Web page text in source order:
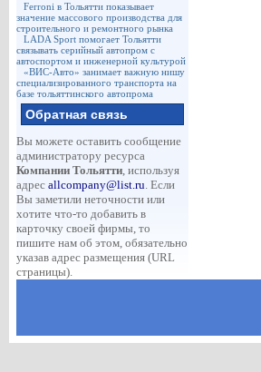
Ferroni в Тольятти показывает
значение массового производства для
строительного и ремонтного рынка
LADA Sport помогает Тольятти
связывать серийный автопром с
автоспортом и инженерной культурой
«ВИС-Авто» занимает важную нишу
специализированного транспорта на
базе тольяттинского автопрома
Обратная связь
Вы можете оставить сообщение
администратору ресурса
Компании Тольятти, используя
адрес allcompany@list.ru. Если
Вы заметили неточности или
хотите что-то добавить в
карточку своей фирмы, то
пишите нам об этом, обязательно
указав адрес размещения (URL
страницы).